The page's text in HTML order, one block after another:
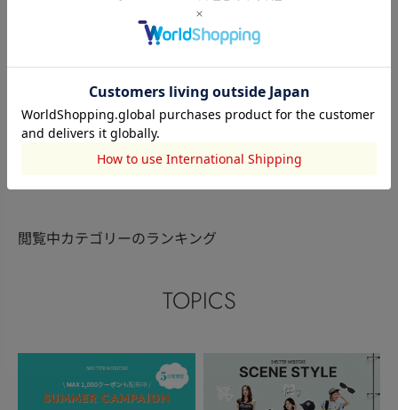
成海 菜音
168cm
STACCATO
松本いずみ
152cm
168cm
このアイテムを見た人がチェックしている商品
閲覧中カテゴリーのランキング
TOPICS